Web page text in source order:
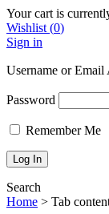
Your cart is
Wishlist (0)
Sign in
Username or Email
Password
Remember Me
Search
Home > Tab